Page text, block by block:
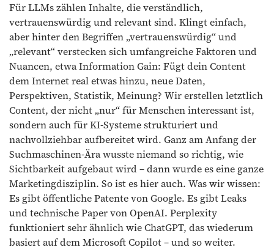
Für LLMs zählen Inhalte, die verständlich,
vertrauenswürdig und relevant sind. Klingt einfach,
aber hinter den Begriffen „vertrauenswürdig“ und
„relevant“ verstecken sich umfangreiche Faktoren und
Nuancen, etwa Information Gain: Fügt dein Content
dem Internet real etwas hinzu, neue Daten,
Perspektiven, Statistik, Meinung? Wir erstellen letztlich
Content, der nicht „nur“ für Menschen interessant ist,
sondern auch für KI-Systeme strukturiert und
nachvollziehbar aufbereitet wird. Ganz am Anfang der
Suchmaschinen-Ära wusste niemand so richtig, wie
Sichtbarkeit aufgebaut wird – dann wurde es eine ganze
Marketingdisziplin. So ist es hier auch. Was wir wissen:
Es gibt öffentliche Patente von Google. Es gibt Leaks
und technische Paper von OpenAI. Perplexity
funktioniert sehr ähnlich wie ChatGPT, das wiederum
basiert auf dem Microsoft Copilot – und so weiter.